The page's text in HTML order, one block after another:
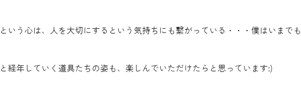
いう心は、人を大切にするという気持ちにも繋がっている・・・僕はいまでも
経年していく道具たちの姿も、楽しんでいただけたらと思っています:)